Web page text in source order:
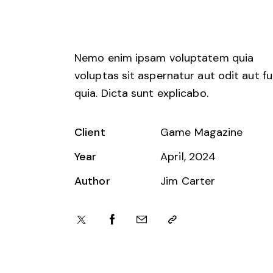
Nemo enim ipsam voluptatem quia
voluptas sit aspernatur aut odit aut
quia. Dicta sunt explicabo.
Client
Game Magazine
Year
April, 2024
Author
Jim Carter